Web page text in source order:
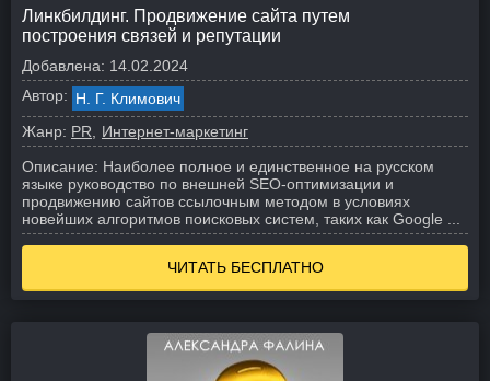
Линкбилдинг. Продвижение сайта путем
построения связей и репутации
Добавлена: 14.02.2024
Автор: Н. Г. Климович
Жанр: PR
Интернет-маркетинг
Описание: Наиболее полное и единственное на русском
языке руководство по внешней SEO-оптимизации и
продвижению сайтов ссылочным методом в условиях
новейших алгоритмов поисковых систем, таких как Google ...
ЧИТАТЬ БЕСПЛАТНО